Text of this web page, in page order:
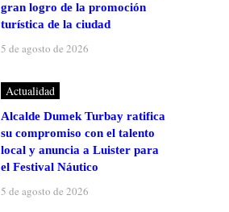
gran logro de la promoción
turística de la ciudad
5 de agosto de 2026
Actualidad
Alcalde Dumek Turbay ratifica
su compromiso con el talento
local y anuncia a Luister para
el Festival Náutico
5 de agosto de 2026